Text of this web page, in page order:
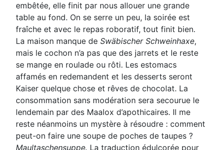
embêtée, elle finit par nous allouer une grande
table au fond. On se serre un peu, la soirée est
fraîche et avec le repas roboratif, tout finit bien.
La maison manque de Swäbischer Schweinhaxe,
mais le cochon n’a pas que des jarrets et le reste
se mange en roulade ou rôti. Les estomacs
affamés en redemandent et les desserts seront
Kaiser quelque chose et rêves de chocolat. La
consommation sans modération sera secourue le
lendemain par des Maalox d’apothicaires. Il me
reste néanmoins un mystère à résoudre : comment
peut-on faire une soupe de poches de taupes ?
Maultaschensuppe. La traduction édulcorée pour